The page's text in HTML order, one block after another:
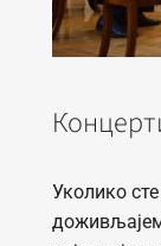
Уколико